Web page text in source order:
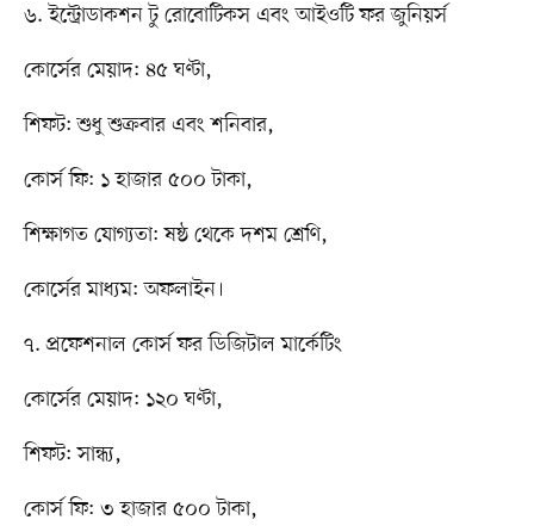
৬. ইন্ট্রোডাকশন টু রোবোটিকস এবং আইওটি ফর জুনিয়র্স
কোর্সের মেয়াদ: ৪৫ ঘণ্টা,
শিফট: শুধু শুক্রবার এবং শনিবার,
কোর্স ফি: ১ হাজার ৫০০ টাকা,
শিক্ষাগত যোগ্যতা: ষষ্ঠ থেকে দশম শ্রেণি,
কোর্সের মাধ্যম: অফলাইন।
৭. প্রফেশনাল কোর্স ফর ডিজিটাল মার্কেটিং
কোর্সের মেয়াদ: ১২০ ঘণ্টা,
শিফট: সান্ধ্য,
কোর্স ফি: ৩ হাজার ৫০০ টাকা,